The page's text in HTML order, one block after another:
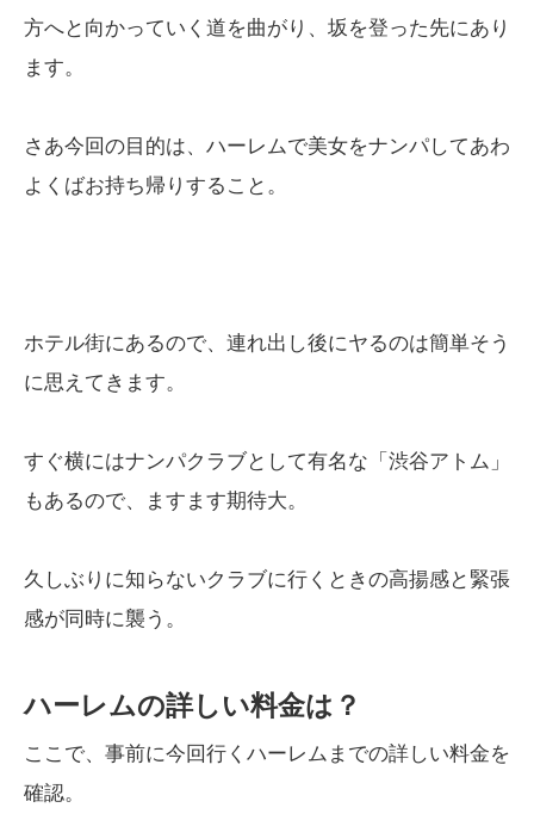
方へと向かっていく道を曲がり、坂を登った先にあり
ます。
さあ今回の目的は、ハーレムで美女をナンパしてあわ
よくばお持ち帰りすること。
ホテル街にあるので、連れ出し後にヤるのは簡単そう
に思えてきます。
すぐ横にはナンパクラブとして有名な「渋谷アトム」
もあるので、ますます期待大。
久しぶりに知らないクラブに行くときの高揚感と緊張
感が同時に襲う。
ハーレムの詳しい料金は？
ここで、事前に今回行くハーレムまでの詳しい料金を
確認。